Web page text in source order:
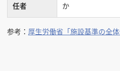
任者
か
参考： 厚生労働省「施設基準の全